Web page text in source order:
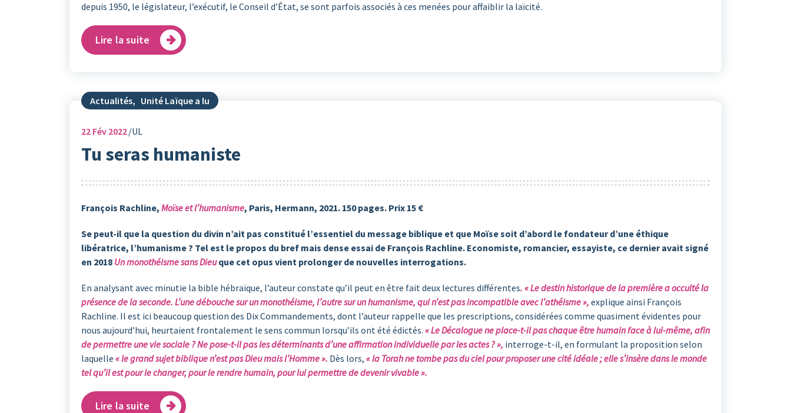
depuis 1950, le législateur, l’exécutif, le Conseil d’État, se sont parfois associés à ces menées pour affaiblir la laïcité.
Lire la suite
Actualités, Unité Laïque a lu
22 Fév 2022 UL
Tu seras humaniste
François Rachline, Moïse et l’humanisme, Paris, Hermann, 2021. 150 pages. Prix 15 €
Se peut-il que la question du divin n’ait pas constitué l’essentiel du message biblique et que Moïse soit d’abord le fondateur d’une éthique
libératrice, l’humanisme ? Tel est le propos du bref mais dense essai de François Rachline. Economiste, romancier, essayiste, ce dernier avait signé
en 2018 Un monothéisme sans Dieuque cet opus vient prolonger de nouvelles interrogations.
En analysant avec minutie la bible hébraïque, l’auteur constate qu’il peut en être fait deux lectures différentes. « Le destin historique de la première a occulté la
présence de la seconde. L’une débouche sur un monothéisme, l’autre sur un humanisme, qui n’est pas incompatible avec l’athéisme », explique ainsi François
Rachline. Il est ici beaucoup question des Dix Commandements, dont l’auteur rappelle que les prescriptions, considérées comme quasiment évidentes pour
nous aujourd’hui, heurtaient frontalement le sens commun lorsqu’ils ont été édictés. « Le Décalogue ne place-t-il pas chaque être humain face à lui-même, afin
de permettre une vie sociale ? Ne pose-t-il pas les déterminants d’une affirmation individuelle par les actes ? », interroge-t-il, en formulant la proposition selon
laquelle « le grand sujet biblique n’est pas Dieu mais l’Homme ». Dès lors, « la Torah ne tombe pas du ciel pour proposer une cité idéale ; elle s’insère dans le monde
tel qu’il est pour le changer, pour le rendre humain, pour lui permettre de devenir vivable ».
Lire la suite